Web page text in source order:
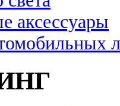
аксессуары